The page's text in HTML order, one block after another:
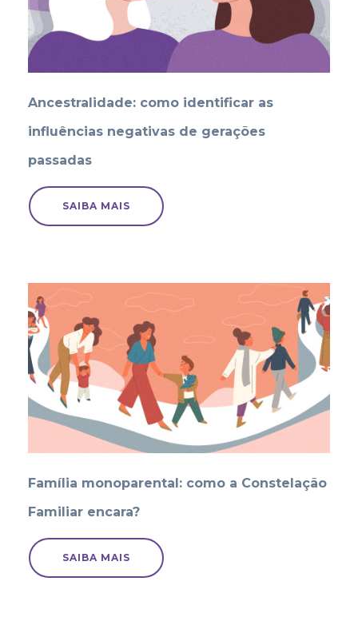
Ancestralidade: como identificar as
influências negativas de gerações
passadas
SAIBA MAIS
Família monoparental: como a Constelação
Familiar encara?
SAIBA MAIS